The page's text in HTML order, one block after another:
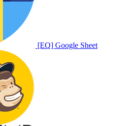
[EQ] Google Sheet